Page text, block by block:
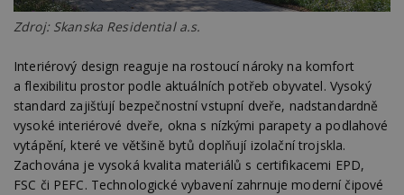
Zdroj: Skanska Residential a.s.
Interiérový design reaguje na rostoucí nároky na komfort
a flexibilitu prostor podle aktuálních potřeb obyvatel. Vysoký
standard zajišťují bezpečnostní vstupní dveře, nadstandardně
vysoké interiérové dveře, okna s nízkými parapety a podlahové
vytápění, které ve většině bytů doplňují izolační trojskla.
Zachována je vysoká kvalita materiálů s certifikacemi EPD,
FSC či PEFC. Technologické vybavení zahrnuje moderní čipové